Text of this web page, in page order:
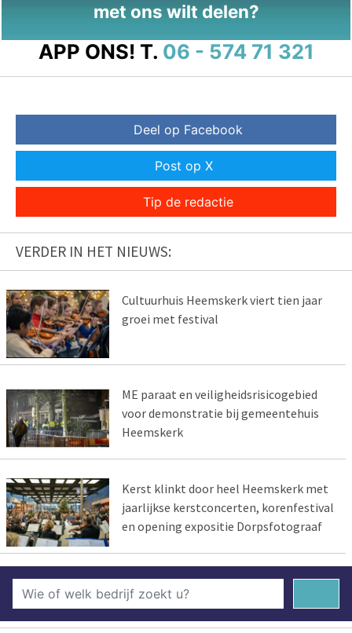
met ons wilt delen?
APP ONS! T. 06 - 574 71 321
Deel op Facebook
Post op X
Tip de redactie
VERDER IN HET NIEUWS:
Cultuurhuis Heemskerk viert tien jaar
groei met festival
ME paraat en veiligheidsrisicogebied
voor demonstratie bij gemeentehuis
Heemskerk
Kerst klinkt door heel Heemskerk met
jaarlijkse kerstconcerten, korenfestival
en opening expositie Dorpsfotograaf